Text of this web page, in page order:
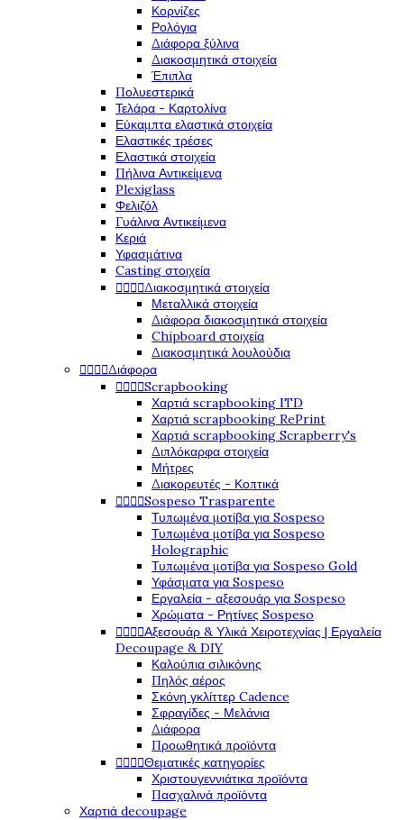
Κορνίζες
Ρολόγια
Διάφορα ξύλινα
Διακοσμητικά στοιχεία
Έπιπλα
Πολυεστερικά
Τελάρα - Καρτολίνα
Εύκαμπτα ελαστικά στοιχεία
Ελαστικές τρέσες
Ελαστικά στοιχεία
Πήλινα Αντικείμενα
Plexiglass
Φελιζόλ
Γυάλινα Αντικείμενα
Κεριά
Υφασμάτινα
Casting στοιχεία
Διακοσμητικά στοιχεία
Μεταλλικά στοιχεία
Διάφορα διακοσμητικά στοιχεία
Chipboard στοιχεία
Διακοσμητικά λουλούδια
Διάφορα
Scrapbooking
Χαρτιά scrapbooking ITD
Χαρτιά scrapbooking RePrint
Χαρτιά scrapbooking Scrapberry's
Διπλόκαρφα στοιχεία
Μήτρες
Διακορευτές - Κοπτικά
Sospeso Trasparente
Τυπωμένα μοτίβα για Sospeso
Τυπωμένα μοτίβα για Sospeso
Holographic
Τυπωμένα μοτίβα για Sospeso Gold
Υφάσματα για Sospeso
Εργαλεία - αξεσουάρ για Sospeso
Χρώματα - Ρητίνες Sospeso
Αξεσουάρ & Υλικά Χειροτεχνίας | Εργαλεία
Decoupage & DIY
Καλούπια σιλικόνης
Πηλός αέρος
Σκόνη γκλίττερ Cadence
Σφραγίδες - Μελάνια
Διάφορα
Προωθητικά προϊόντα
Θεματικές κατηγορίες
Χριστουγεννιάτικα προϊόντα
Πασχαλινά προϊόντα
Χαρτιά decoupage